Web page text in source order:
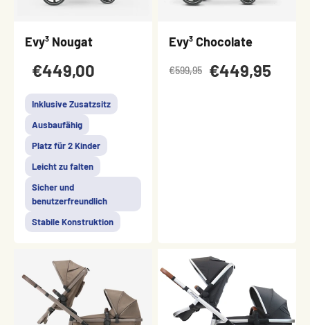
Evy³ Nougat
€449,00
Inklusive Zusatzsitz
Ausbaufähig
Platz für 2 Kinder
Leicht zu falten
Sicher und
benutzerfreundlich
Stabile Konstruktion
Evy³ Chocolate
€599,95 €449,95